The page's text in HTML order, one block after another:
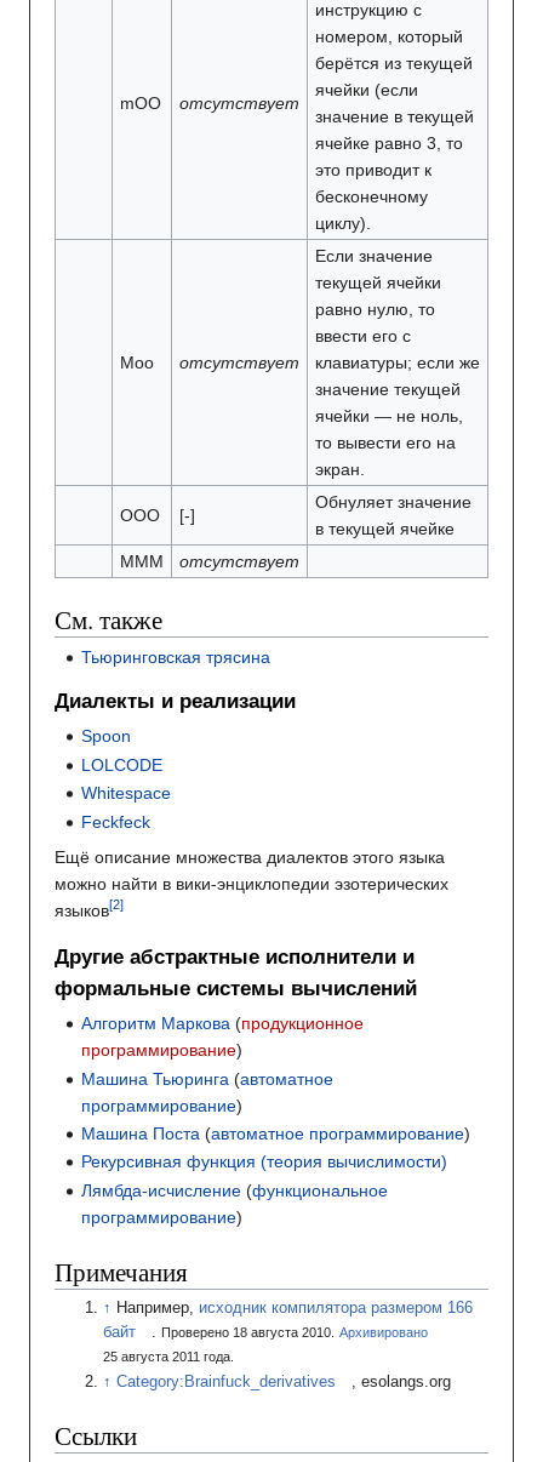
mOO отсутствует
инструкцию с
номером, который
берётся из текущей
ячейки (если
значение в текущей
ячейке равно 3, то
это приводит к
бесконечному
циклу).
Moo отсутствует
Если значение
текущей ячейки
равно нулю, то
ввести его с
клавиатуры; если же
значение текущей
ячейки — не ноль,
то вывести его на
экран.
OOO [-]
Обнуляет значение
в текущей ячейке
MMM
отсутствует
См. также
Тьюринговская трясина
Диалекты и реализации
Spoon
LOLCODE
Whitespace
Feckfeck
Ещё описание множества диалектов этого языка
можно найти в вики-энциклопедии эзотерических
языков
Другие абстрактные исполнители и
формальные системы вычислений
Алгоритм Маркова (продукционное
программирование)
Машина Тьюринга (автоматное
программирование)
Машина Поста (автоматное программирование)
Рекурсивная функция (теория вычислимости)
Лямбда-исчисление (функциональное
программирование)
Примечания
Например, исходник компилятора размером 166
байт
. Проверено 18 августа 2010.
Архивировано
25 августа 2011 года.
Category:Brainfuck_derivatives , esolangs.org
Ссылки